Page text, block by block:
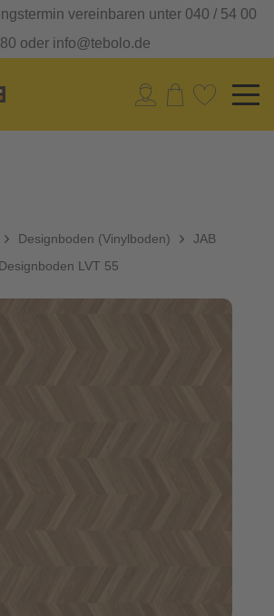
vereinbaren unter 040 / 54 00
oder info@tebolo.de
Designboden (Vinylboden)
JAB
Designboden LVT 55